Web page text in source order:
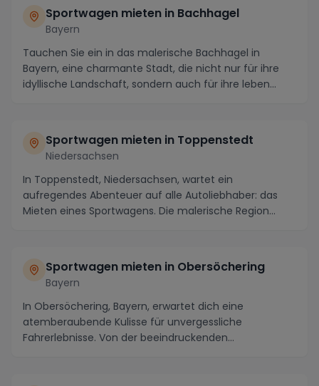
Sportwagen mieten in Bachhagel
Bayern
Tauchen Sie ein in das malerische Bachhagel in
Bayern, eine charmante Stadt, die nicht nur für ihre
idyllische Landschaft, sondern auch für ihre leben...
Sportwagen mieten in Toppenstedt
Niedersachsen
In Toppenstedt, Niedersachsen, wartet ein
aufregendes Abenteuer auf alle Autoliebhaber: das
Mieten eines Sportwagens. Die malerische Region
Sportwagen mieten in Obersöchering
Bayern
In Obersöchering, Bayern, erwartet dich eine
atemberaubende Kulisse für unvergessliche
Fahrerlebnisse. Von der beeindruckenden